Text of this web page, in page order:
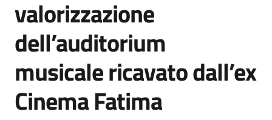
valorizzazione
dell’auditorium
musicale ricavato dall’ex
Cinema Fatima